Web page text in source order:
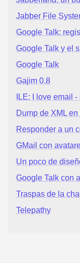
Jabber File
Google Talk:
Google Talk y el
Google Talk
Gajim 0.8
ILE: I love email
Dump de XML
Responder a un
GMail con
Un poco de
Google Talk con
Traspas de la
Telepathy